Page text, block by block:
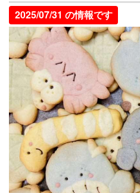
2025/07/31 の情報です